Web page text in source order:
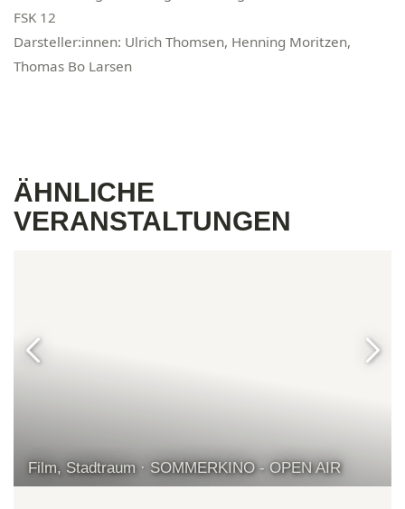
FSK 12
Darsteller:innen: Ulrich Thomsen, Henning Moritzen,
Thomas Bo Larsen
ÄHNLICHE
VERANSTALTUNGEN
Film, Stadtraum · SOMMERKINO - OPEN AIR